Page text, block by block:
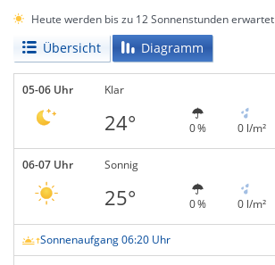
Heute werden bis zu 12 Sonnenstunden erwartet
Übersicht Diagramm
05-06 Uhr Klar
24° 0 % 0 l/m²
06-07 Uhr Sonnig
25° 0 % 0 l/m²
Sonnenaufgang 06:20 Uhr